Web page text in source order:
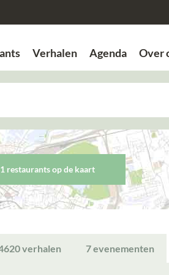
restaurantsop de kaart
verhalen 7evenementen
Verhalen Agenda Over
Zoek